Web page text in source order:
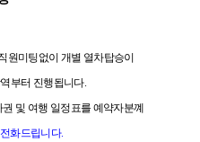
안내)
원미팅없이 개별 열차탑승이
부터 진행됩니다.
권 및 여행 일정표를 예약자분꼐
화드립니다.